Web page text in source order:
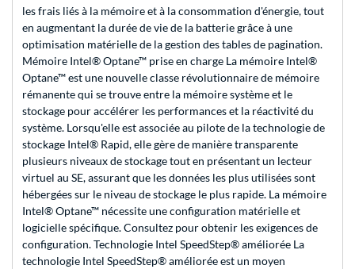
les frais liés à la mémoire et à la consommation d'énergie, tout
en augmentant la durée de vie de la batterie grâce à une
optimisation matérielle de la gestion des tables de pagination.
Mémoire Intel® Optane™ prise en charge La mémoire Intel®
Optane™ est une nouvelle classe révolutionnaire de mémoire
rémanente qui se trouve entre la mémoire système et le
stockage pour accélérer les performances et la réactivité du
système. Lorsqu'elle est associée au pilote de la technologie de
stockage Intel® Rapid, elle gère de manière transparente
plusieurs niveaux de stockage tout en présentant un lecteur
virtuel au SE, assurant que les données les plus utilisées sont
hébergées sur le niveau de stockage le plus rapide. La mémoire
Intel® Optane™ nécessite une configuration matérielle et
logicielle spécifique. Consultez pour obtenir les exigences de
configuration. Technologie Intel SpeedStep® améliorée La
technologie Intel SpeedStep® améliorée est un moyen